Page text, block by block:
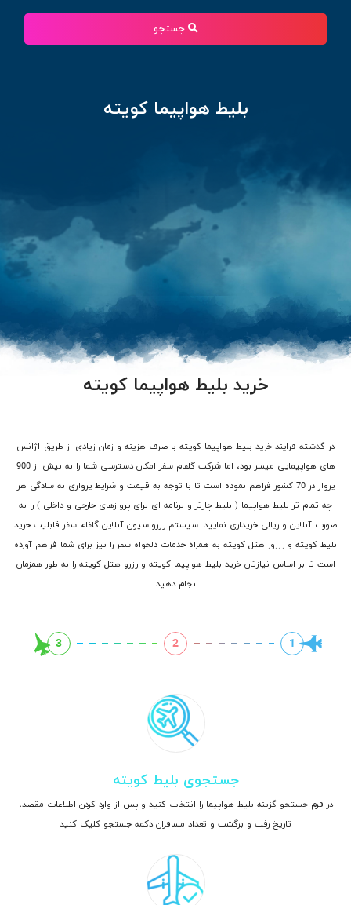
جستجو
بلیط هواپیما کویته
خرید بلیط هواپیما کویته
در گذشته فرآیند خرید بلیط هواپیما کویته با صرف هزینه و زمان زیادی از طریق آژانس
های هواپیمایی میسر بود، اما شرکت گلفام سفر امکان دسترسی شما را به بیش از 900
پرواز در 70 کشور فراهم نموده است تا با توجه به قیمت و شرایط پروازی به سادگی هر
چه تمام تر بلیط هواپیما ( بلیط چارتر و برنامه ای برای پروازهای خارجی و داخلی ) را به
صورت آنلاین و ریالی خریداری نمایید. سیستم رزرواسیون آنلاین گلفام سفر قابلیت خرید
بلیط کویته و رزرور هتل کویته به همراه خدمات دلخواه سفر را نیز برای شما فراهم آورده
است تا بر اساس نیازتان خرید بلیط هواپیما کویته و رزرو هتل کویته را به طور همزمان
انجام دهید.
1
2
3
جستجوی بلیط کویته
در فرم جستجو گزینه بلیط هواپیما را انتخاب کنید و پس از وارد کردن اطلاعات مقصد،
تاریخ رفت و برگشت و تعداد مسافران دکمه جستجو کلیک کنید